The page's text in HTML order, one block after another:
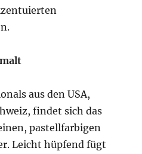
aus den USA,
findet sich das
pastellfarbigen
Leicht hüpfend fügt